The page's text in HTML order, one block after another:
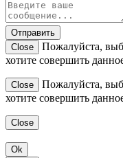
Отправить
Close
Пожалуйста,
хотите совершить
Close
Пожалуйста,
хотите совершить
Close
Ok